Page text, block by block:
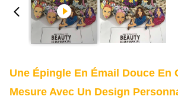
Une Épingle En Émail Douce En
Mesure Avec Un Design